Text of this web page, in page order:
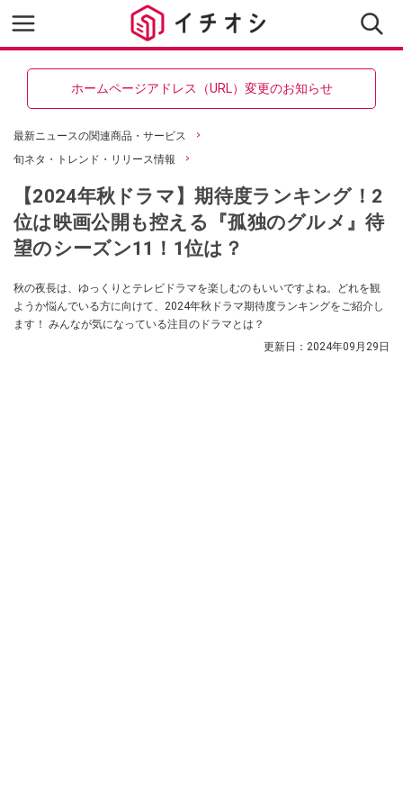
ホームページアドレス（URL）変更のお知らせ
最新ニュースの関連商品・サービス
旬ネタ・トレンド・リリース情報
【2024年秋ドラマ】期待度ランキング！2
位は映画公開も控える『孤独のグルメ』待
望のシーズン11！1位は？
秋の夜長は、ゆっくりとテレビドラマを楽しむのもいいですよね。どれを観
ようか悩んでいる方に向けて、2024年秋ドラマ期待度ランキングをご紹介し
ます！ みんなが気になっている注目のドラマとは？
更新日： 2024年09月29日